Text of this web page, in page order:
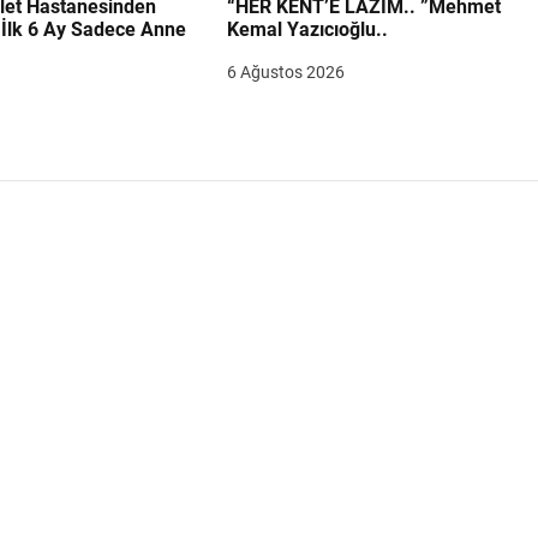
Hastanesinden
6 Ay Sadece Anne
“HER KENT’E LAZIM.. ”Mehmet
Kemal Yazıcıoğlu..
6 Ağustos 2026